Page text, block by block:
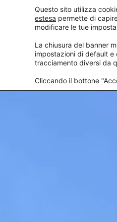
Questo sito utilizza
estesa permette di
modificare le tue
La chiusura del banner
impostazioni di default e
tracciamento diversi da
Cliccando il bottone